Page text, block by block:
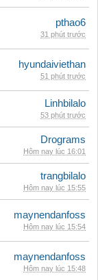
pthao6
31 phút trước
hyundaiviethan
51 phút trước
Linhbilalo
53 phút trước
Drograms
Hôm nay lúc 16:01
trangbilalo
Hôm nay lúc 15:55
maynendanfoss
Hôm nay lúc 15:54
maynendanfoss
Hôm nay lúc 15:48